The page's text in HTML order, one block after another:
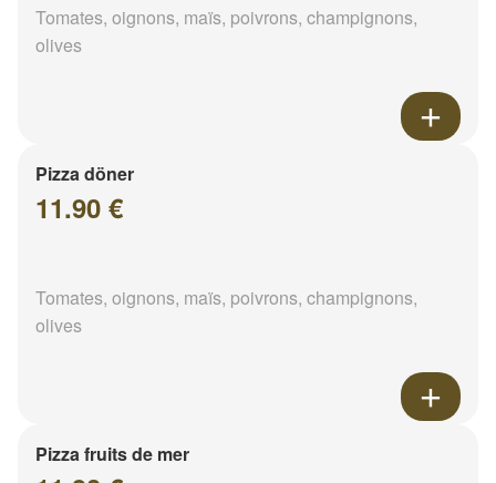
Tomates, oignons, maïs, poivrons, champignons,
olives
Pizza döner
11.90 €
Tomates, oignons, maïs, poivrons, champignons,
olives
Pizza fruits de mer